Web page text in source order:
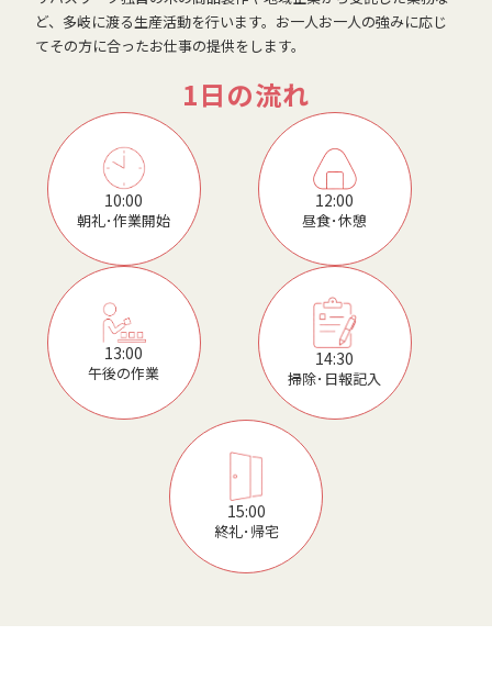
ど、多岐に渡る生産活動を行います。お一人お一人の強みに応じ
てその方に合ったお仕事の提供をします。
1日の流れ
10:00
朝礼･作業開始
12:00
昼食･休憩
13:00
午後の作業
14:30
掃除･日報記入
15:00
終礼･帰宅